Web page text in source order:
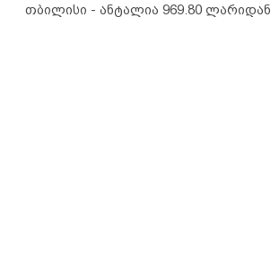
თბილისი - ანტალია 969.80 ლარიდან